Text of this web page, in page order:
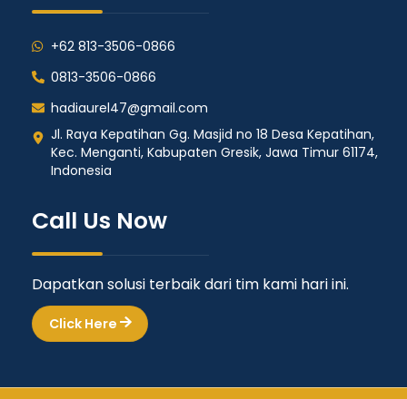
+62 813-3506-0866
0813-3506-0866
hadiaurel47@gmail.com
Jl. Raya Kepatihan Gg. Masjid no 18 Desa Kepatihan,
Kec. Menganti, Kabupaten Gresik, Jawa Timur 61174,
Indonesia
Call Us Now
Dapatkan solusi terbaik dari tim kami hari ini.
Click Here